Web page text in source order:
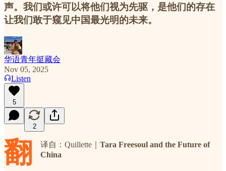
声。我们或许可以将他们视为先驱，是他们的存在
让我们敢于窥见中国最光明的未来。
华语青年挺藏会
Nov 05, 2025
Listen
5
2
翻 译自：Quillette｜ Tara Freesoul and the Future of
China